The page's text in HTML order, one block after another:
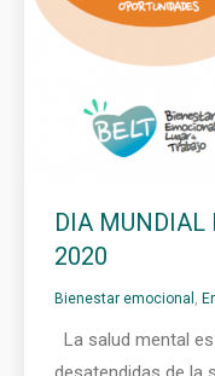
DIA MUNDIAL
2020
Bienestar emocional ,
La salud mental